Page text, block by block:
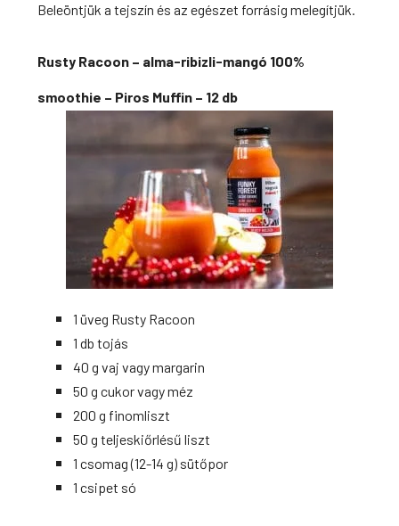
Beleöntjük a tejszín és az egészet forrásig melegítjük.
Rusty Racoon – alma-ribizli-mangó 100%
smoothie – Piros Muffin – 12 db
1 üveg Rusty Racoon
1 db tojás
40 g vaj vagy margarin
50 g cukor vagy méz
200 g finomliszt
50 g teljeskiőrlésű liszt
1 csomag (12-14 g) sütőpor
1 csipet só